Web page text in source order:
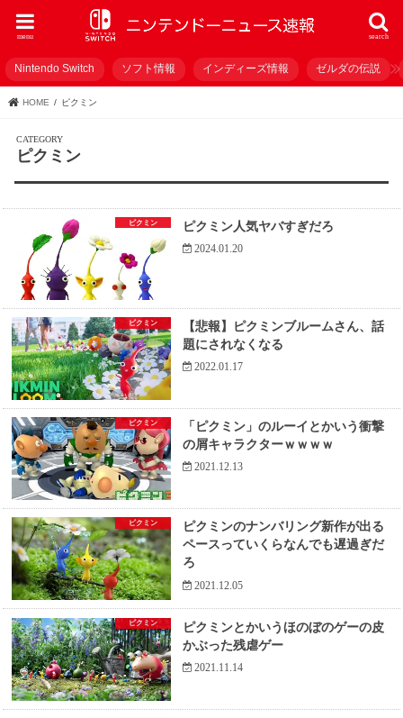
search
menu
Nintendo Switch ソフト情報 インディーズ情報 ゼルダの伝説
HOME ピクミン
ピクミン
ピクミン ピクミン人気ヤバすぎだろ
2024.01.20
ピクミン
【悲報】ピクミンブルームさん、話
題にされなくなる
2022.01.17
ピクミン
「ピクミン」のルーイとかいう衝撃
の屑キャラクターｗｗｗｗ
2021.12.13
ピクミン
ピクミンのナンバリング新作が出る
ペースっていくらなんでも遅過ぎだ
ろ
2021.12.05
ピクミン
ピクミンとかいうほのぼのゲーの皮
かぶった残虐ゲー
2021.11.14